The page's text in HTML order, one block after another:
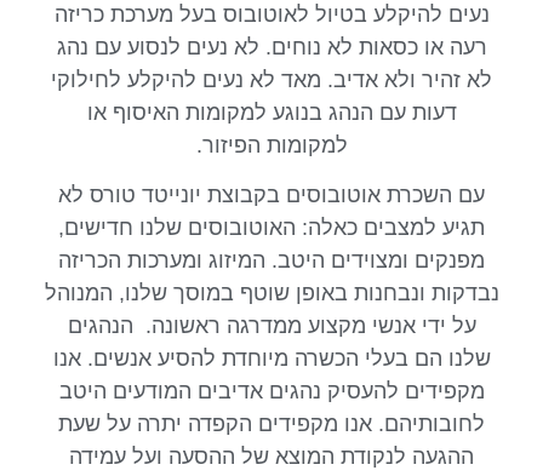
נעים להיקלע בטיול לאוטובוס בעל מערכת כריזה
רעה או כסאות לא נוחים. לא נעים לנסוע עם נהג
לא זהיר ולא אדיב. מאד לא נעים להיקלע לחילוקי
דעות עם הנהג בנוגע למקומות האיסוף או
למקומות הפיזור.
עם השכרת אוטובוסים בקבוצת יונייטד טורס לא
תגיע למצבים כאלה: האוטובוסים שלנו חדישים,
מפנקים ומצוידים היטב. המיזוג ומערכות הכריזה
נבדקות ונבחנות באופן שוטף במוסך שלנו, המנוהל
על ידי אנשי מקצוע ממדרגה ראשונה. הנהגים
שלנו הם בעלי הכשרה מיוחדת להסיע אנשים. אנו
מקפידים להעסיק נהגים אדיבים המודעים היטב
לחובותיהם. אנו מקפידים הקפדה יתרה על שעת
ההגעה לנקודת המוצא של ההסעה ועל עמידה